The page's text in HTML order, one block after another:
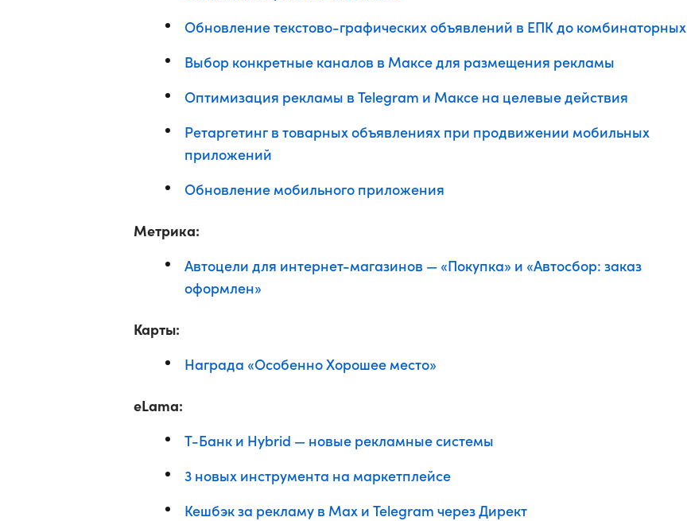
Обновление текстово-графических объявлений в ЕПК до комбинаторных
Выбор конкретные каналов в Максе для размещения рекламы
Оптимизация рекламы в Telegram и Максе на целевые действия
Ретаргетинг в товарных объявлениях при продвижении мобильных
приложений
Обновление мобильного приложения
Метрика:
Автоцели для интернет-магазинов — «Покупка» и «Автосбор: заказ
оформлен»
Карты:
Награда «Особенно Хорошее место»
eLama:
Т-Банк и Hybrid — новые рекламные системы
3 новых инструмента на маркетплейсе
Кешбэк за рекламу в Max и Telegram через Директ